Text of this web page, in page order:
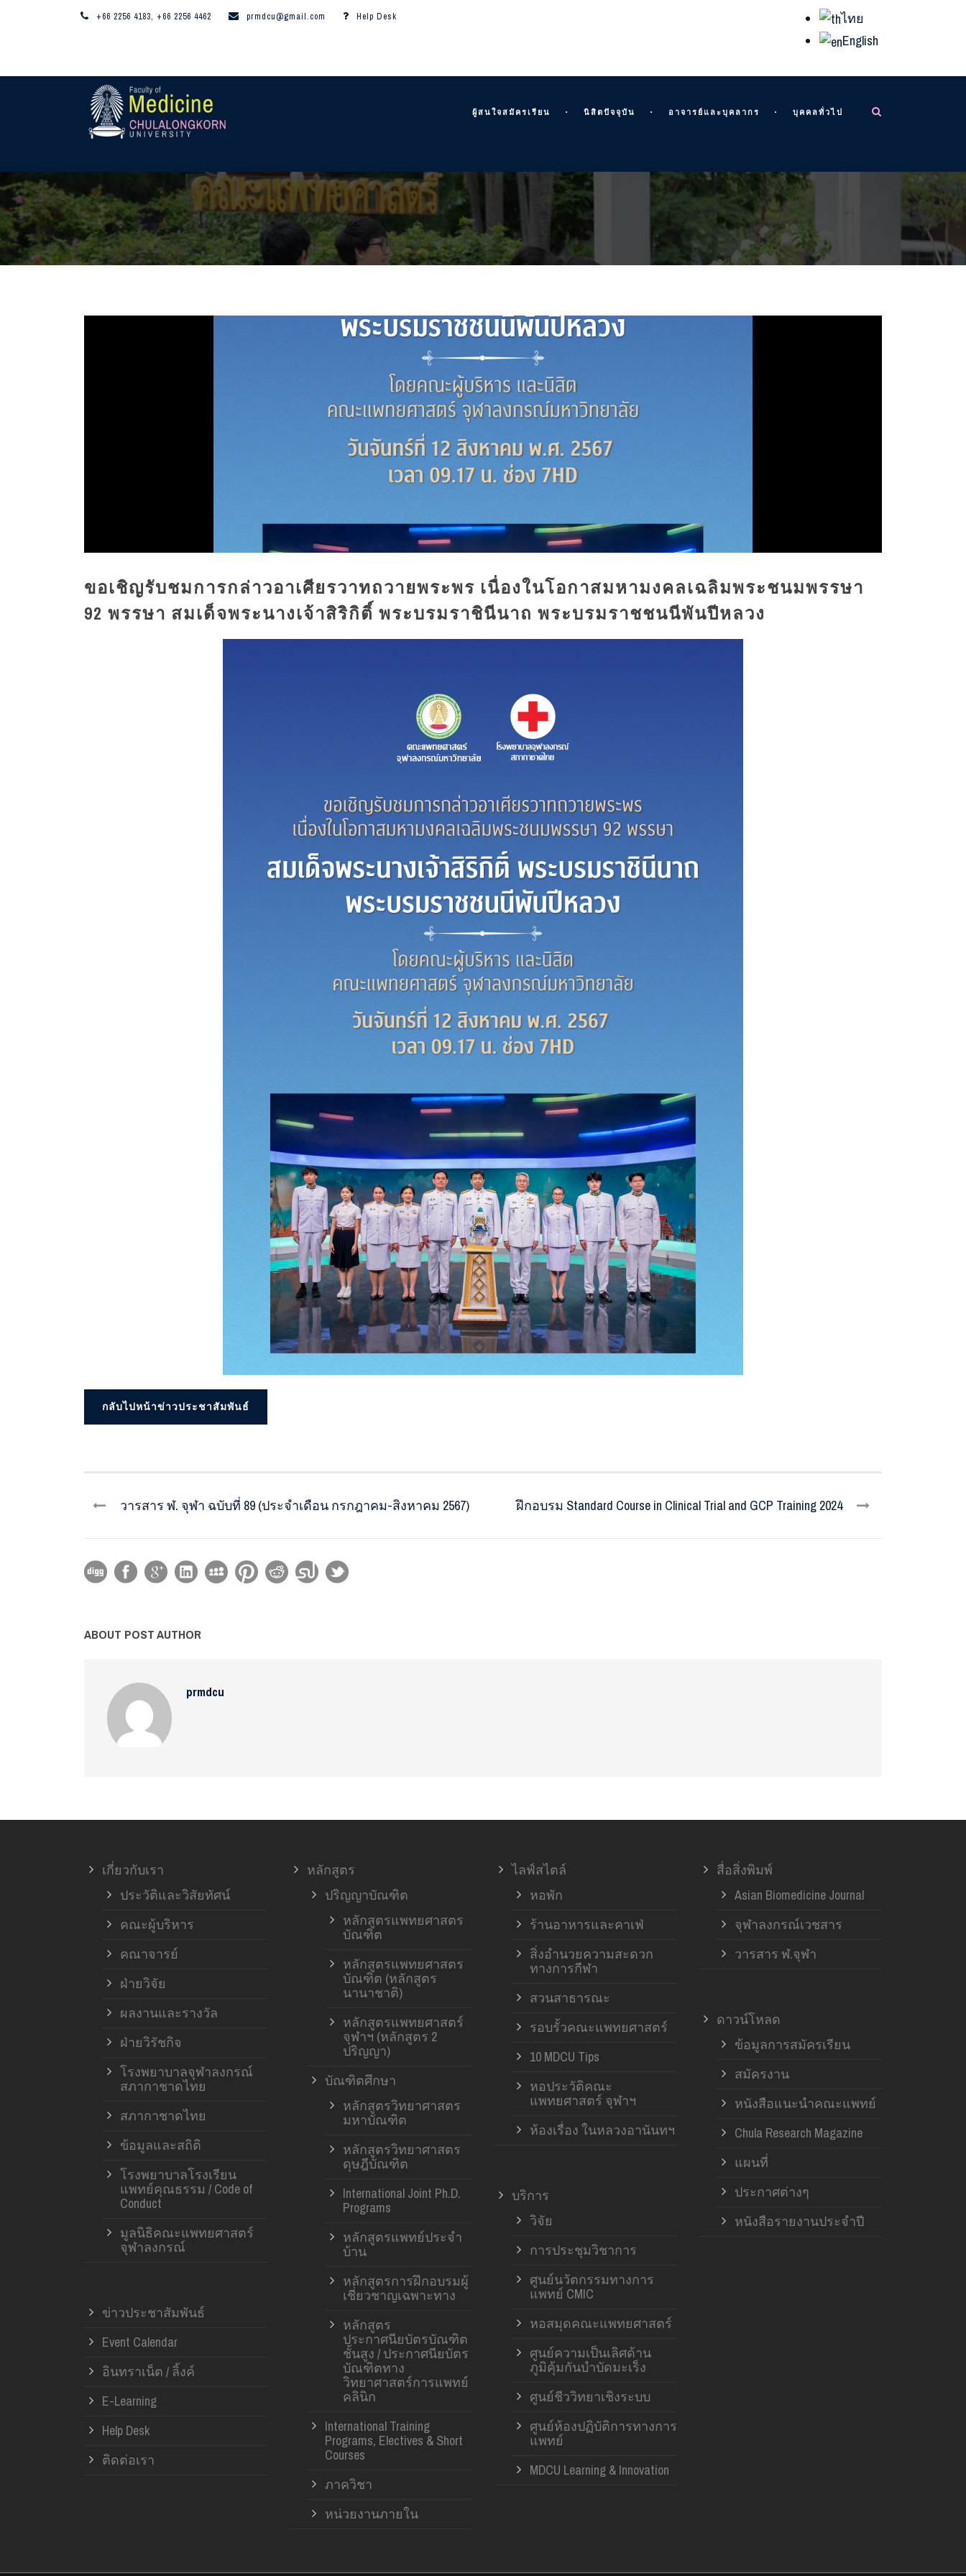
+66 2256 4183, +66 2256 4462 prmdcu@gmail.com Help Desk
ไทย
English
ผู้สนใจสมัครเรียน นิสิตปัจจุบัน อาจารย์และบุคลากร บุคคลทั่วไป
ขอเชิญรับชมการกล่าวอาเศียรวาทถวายพระพร เนื่องในโอกาสมหามงคลเฉลิมพระชนมพรรษา
92 พรรษา สมเด็จพระนางเจ้าสิริกิติ์ พระบรมราชินีนาถ พระบรมราชชนนีพันปีหลวง
กลับไปหน้าข่าวประชาสัมพันธ์
วารสาร ฬ. จุฬา ฉบับที่ 89 (ประจำเดือน กรกฎาคม-สิงหาคม 2567) ฝึกอบรม Standard Course in Clinical Trial and GCP Training 2024
ABOUT POST AUTHOR
prmdcu
เกี่ยวกับเรา
ประวัติและวิสัยทัศน์
คณะผู้บริหาร
คณาจารย์
ฝ่ายวิจัย
ผลงานและรางวัล
ฝ่ายวิรัชกิจ
โรงพยาบาลจุฬาลงกรณ์
สภากาชาดไทย
สภากาชาดไทย
ข้อมูลและสถิติ
โรงพยาบาลโรงเรียน
แพทย์คุณธรรม / Code of
Conduct
มูลนิธิคณะแพทยศาสตร์
จุฬาลงกรณ์
ข่าวประชาสัมพันธ์
Event Calendar
อินทราเน็ต / ลิ้งค์
E-Learning
Help Desk
ติดต่อเรา
หลักสูตร
ปริญญาบัณฑิต
หลักสูตรแพทยศาสตร
บัณฑิต
หลักสูตรแพทยศาสตร
บัณฑิต (หลักสูตร
นานาชาติ)
หลักสูตรแพทยศาสตร์
จุฬาฯ (หลักสูตร 2
ปริญญา)
บัณฑิตศึกษา
หลักสูตรวิทยาศาสตร
มหาบัณฑิต
หลักสูตรวิทยาศาสตร
ดุษฎีบัณฑิต
International Joint Ph.D.
Programs
หลักสูตรแพทย์ประจำ
บ้าน
หลักสูตรการฝึกอบรมผู้
เชี่ยวชาญเฉพาะทาง
หลักสูตร
ประกาศนียบัตรบัณฑิต
ชั้นสูง / ประกาศนียบัตร
บัณฑิตทาง
วิทยาศาสตร์การแพทย์
คลินิก
International Training
Programs, Electives & Short
Courses
ภาควิชา
หน่วยงานภายใน
ไลฟ์สไตล์
หอพัก
ร้านอาหารและคาเฟ่
สิ่งอำนวยความสะดวก
ทางการกีฬา
สวนสาธารณะ
รอบรั้วคณะแพทยศาสตร์
10 MDCU Tips
หอประวัติคณะ
แพทยศาสตร์ จุฬาฯ
ห้องเรื่อง ในหลวงอานันทฯ
บริการ
วิจัย
การประชุมวิชาการ
ศูนย์นวัตกรรมทางการ
แพทย์ CMIC
หอสมุดคณะแพทยศาสตร์
ศูนย์ความเป็นเลิศด้าน
ภูมิคุ้มกันบำบัดมะเร็ง
ศูนย์ชีววิทยาเชิงระบบ
ศูนย์ห้องปฏิบัติการทางการ
แพทย์
MDCU Learning & Innovation
สื่อสิ่งพิมพ์
Asian Biomedicine Journal
จุฬาลงกรณ์เวชสาร
วารสาร ฬ.จุฬา
ดาวน์โหลด
ข้อมูลการสมัครเรียน
สมัครงาน
หนังสือแนะนำคณะแพทย์
Chula Research Magazine
แผนที่
ประกาศต่างๆ
หนังสือรายงานประจำปี